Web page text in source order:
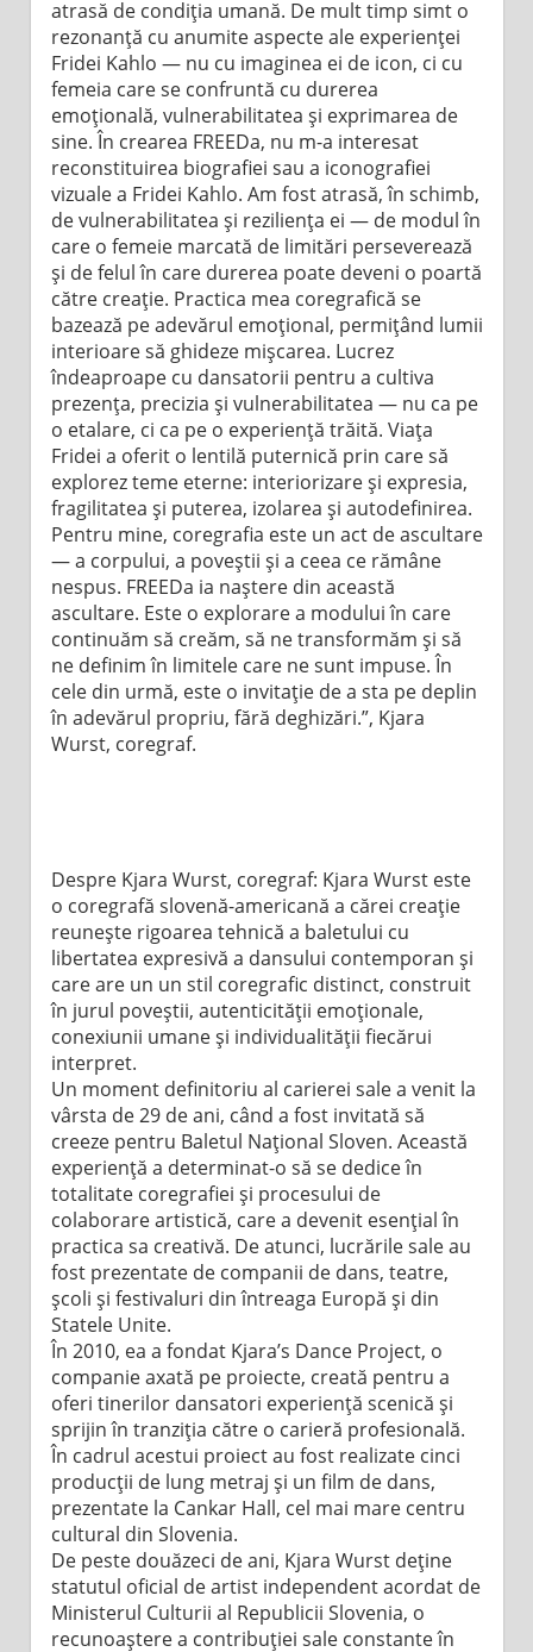
atrasă de condiția umană. De mult timp simt o
rezonanță cu anumite aspecte ale experienței
Fridei Kahlo — nu cu imaginea ei de icon, ci cu
femeia care se confruntă cu durerea
emoțională, vulnerabilitatea și exprimarea de
sine. În crearea FREEDa, nu m-a interesat
reconstituirea biografiei sau a iconografiei
vizuale a Fridei Kahlo. Am fost atrasă, în schimb,
de vulnerabilitatea și reziliența ei — de modul în
care o femeie marcată de limitări perseverează
și de felul în care durerea poate deveni o poartă
către creație. Practica mea coregrafică se
bazează pe adevărul emoțional, permițând lumii
interioare să ghideze mișcarea. Lucrez
îndeaproape cu dansatorii pentru a cultiva
prezența, precizia și vulnerabilitatea — nu ca pe
o etalare, ci ca pe o experiență trăită. Viața
Fridei a oferit o lentilă puternică prin care să
explorez teme eterne: interiorizare și expresia,
fragilitatea și puterea, izolarea și autodefinirea.
Pentru mine, coregrafia este un act de ascultare
— a corpului, a poveștii și a ceea ce rămâne
nespus. FREEDa ia naștere din această
ascultare. Este o explorare a modului în care
continuăm să creăm, să ne transformăm și să
ne definim în limitele care ne sunt impuse. În
cele din urmă, este o invitație de a sta pe deplin
în adevărul propriu, fără deghizări.”, Kjara
Wurst, coregraf.
Despre Kjara Wurst, coregraf: Kjara Wurst este
o coregrafă slovenă-americană a cărei creație
reunește rigoarea tehnică a baletului cu
libertatea expresivă a dansului contemporan și
care are un un stil coregrafic distinct, construit
în jurul poveștii, autenticității emoționale,
conexiunii umane și individualității fiecărui
interpret.
Un moment definitoriu al carierei sale a venit la
vârsta de 29 de ani, când a fost invitată să
creeze pentru Baletul Național Sloven. Această
experiență a determinat-o să se dedice în
totalitate coregrafiei și procesului de
colaborare artistică, care a devenit esențial în
practica sa creativă. De atunci, lucrările sale au
fost prezentate de companii de dans, teatre,
școli și festivaluri din întreaga Europă și din
Statele Unite.
În 2010, ea a fondat Kjara’s Dance Project, o
companie axată pe proiecte, creată pentru a
oferi tinerilor dansatori experiență scenică și
sprijin în tranziția către o carieră profesională.
În cadrul acestui proiect au fost realizate cinci
producții de lung metraj și un film de dans,
prezentate la Cankar Hall, cel mai mare centru
cultural din Slovenia.
De peste douăzeci de ani, Kjara Wurst deține
statutul oficial de artist independent acordat de
Ministerul Culturii al Republicii Slovenia, o
recunoaștere a contribuției sale constante în